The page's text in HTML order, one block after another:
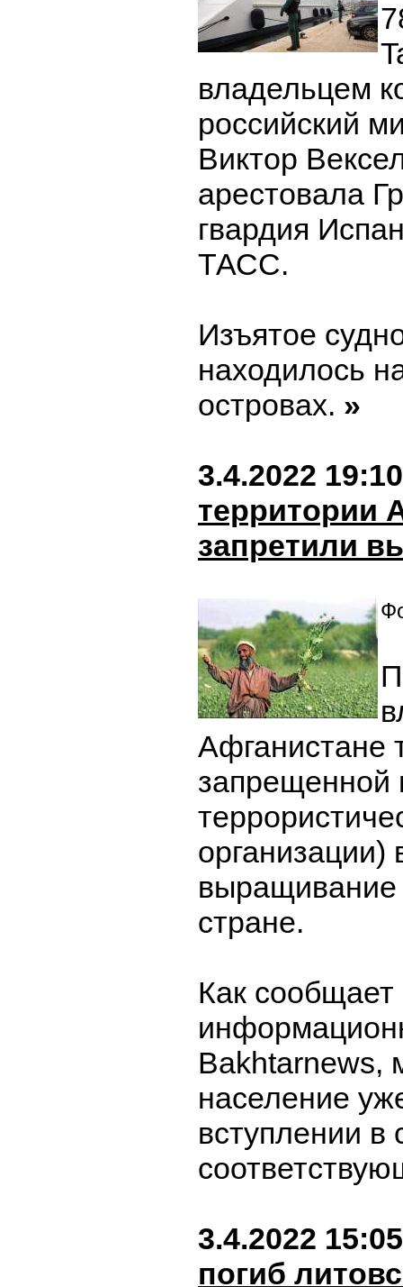
владельцем
российский
Виктор
арестовала
гвардия
ТАСС.
Изъятое
находилось
островах. »
3.4.2022 19:10
территории
запретили
Афганистане
организации)
выращивание
стране.
Как сообщает
Bakhtarnews,
население
вступлении в
3.4.2022 15:05
погиб